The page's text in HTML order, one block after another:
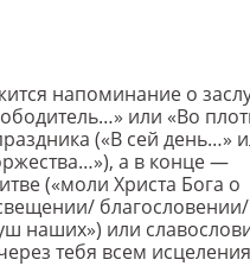
напоминание о
или «Во
(«В сей день…»
а в конце —
(«моли Христа Бога о
благословении/
наших») или
тебя всем